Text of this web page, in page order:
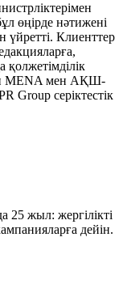
өңірде нәтижені
Клиенттер
қолжетімділік
MENA мен АҚШ-
Group серіктестік
25 жыл: жергілікті
дейін.